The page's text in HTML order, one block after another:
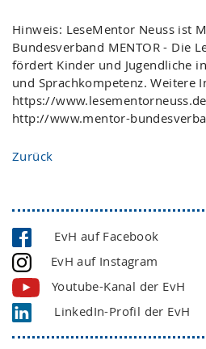
Hinweis: LeseMentor Neuss ist
Bundesverband MENTOR - Die
fördert Kinder und Jugendliche
und Sprachkompetenz. Weitere
https://
http://www.mentor-
Zurück
EvH auf Facebook
EvH auf Instagram
Youtube-Kanal der EvH
LinkedIn-Profil der EvH